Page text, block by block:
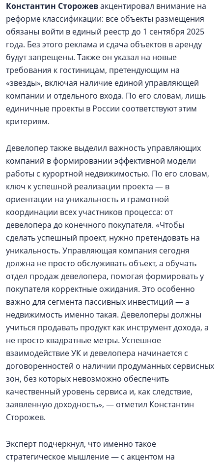
Константин Сторожевакцентировал внимание на
реформе классификации: все объекты размещения
обязаны войти в единый реестр до 1 сентября 2025
года. Без этого реклама и сдача объектов в аренду
будут запрещены. Также он указал на новые
требования к гостиницам, претендующим на
«звезды», включая наличие единой управляющей
компании и отдельного входа. По его словам, лишь
единичные проекты в России соответствуют этим
критериям.
Девелопер также выделил важность управляющих
компаний в формировании эффективной модели
работы с курортной недвижимостью. По его словам,
ключ к успешной реализации проекта — в
ориентации на уникальность и грамотной
координации всех участников процесса: от
девелопера до конечного покупателя. «Чтобы
сделать успешный проект, нужно претендовать на
уникальность. Управляющая компания сегодня
должна не просто обслуживать объект, а обучать
отдел продаж девелопера, помогая формировать у
покупателя корректные ожидания. Это особенно
важно для сегмента пассивных инвестиций — а
недвижимость именно такая. Девелоперы должны
учиться продавать продукт как инструмент дохода, а
не просто квадратные метры. Успешное
взаимодействие УК и девелопера начинается с
договоренностей о наличии продуманных сервисных
зон, без которых невозможно обеспечить
качественный уровень сервиса и, как следствие,
заявленную доходность», — отметил Константин
Сторожев.
Эксперт подчеркнул, что именно такое
стратегическое мышление — с акцентом на